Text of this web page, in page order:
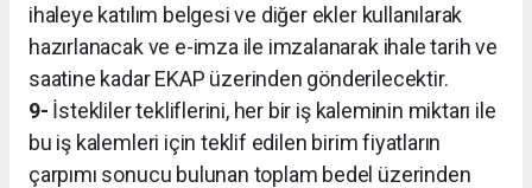
ihaleye katılım belgesi ve diğer ekler kullanılarak
hazırlanacak ve e-imza ile imzalanarak ihale tarih ve
saatine kadar EKAP üzerinden gönderilecektir.
9- İstekliler tekliflerini, her bir iş kaleminin miktarı ile
bu iş kalemleri için teklif edilen birim fiyatların
çarpımı sonucu bulunan toplam bedel üzerinden